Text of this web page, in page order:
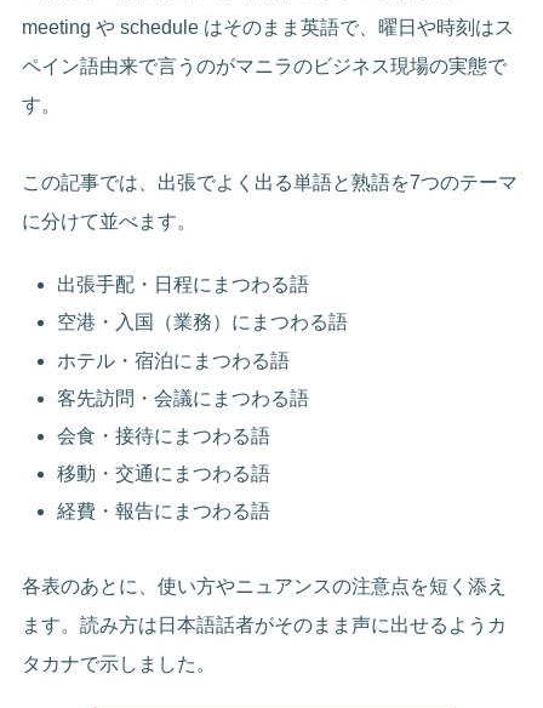
meeting や schedule はそのまま英語で、曜日や時刻はス
ペイン語由来で言うのがマニラのビジネス現場の実態で
す。
この記事では、出張でよく出る単語と熟語を7つのテーマ
に分けて並べます。
出張手配・日程にまつわる語
空港・入国（業務）にまつわる語
ホテル・宿泊にまつわる語
客先訪問・会議にまつわる語
会食・接待にまつわる語
移動・交通にまつわる語
経費・報告にまつわる語
各表のあとに、使い方やニュアンスの注意点を短く添え
ます。読み方は日本語話者がそのまま声に出せるようカ
タカナで示しました。